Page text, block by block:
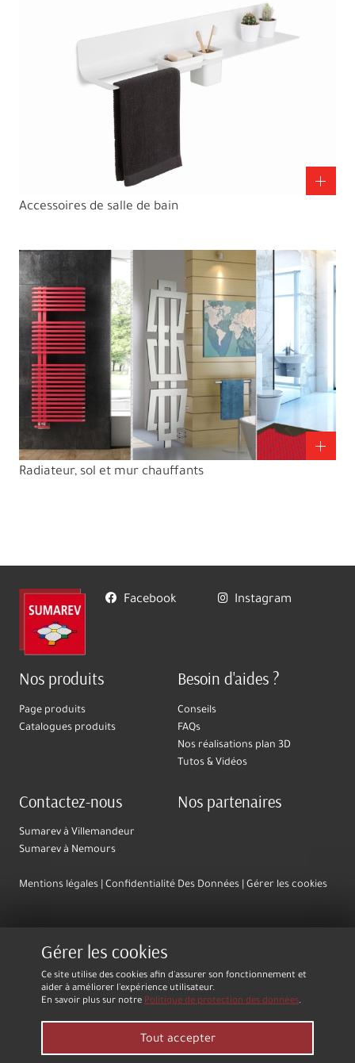
Accessoires de salle de bain
Radiateur, sol et mur chauffants
Facebook Instagram
Nos produits
Page produits
Catalogues produits
Besoin d'aides ?
Conseils
FAQs
Nos réalisations plan 3D
Tutos & Vidéos
Contactez-nous
Sumarev à Villemandeur
Sumarev à Nemours
Nos partenaires
Mentions légales Confidentialité Des Données Gérer les cookies
Gérer les cookies
Ce site utilise des cookies afin d'assurer son fonctionnement et
aider à améliorer l'expérience utilisateur.
En savoir plus sur notre Politique de protection des données.
Tout accepter